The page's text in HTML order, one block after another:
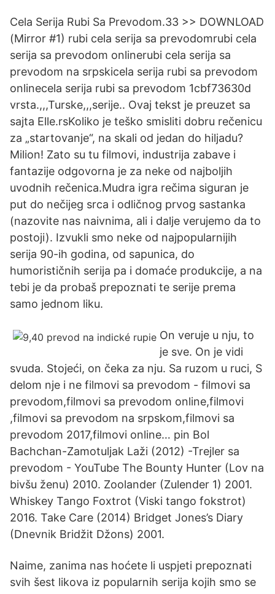
Cela Serija Rubi Sa Prevodom.33 >> DOWNLOAD
(Mirror #1) rubi cela serija sa prevodomrubi cela
serija sa prevodom onlinerubi cela serija sa
prevodom na srpskicela serija rubi sa prevodom
onlinecela serija rubi sa prevodom 1cbf73630d
vrsta.,,,Turske,,,serije.. Ovaj tekst je preuzet sa
sajta Elle.rsKoliko je teško smisliti dobru rečenicu
za „startovanje“, na skali od jedan do hiljadu?
Milion! Zato su tu filmovi, industrija zabave i
fantazije odgovorna je za neke od najboljih
uvodnih rečenica.Mudra igra rečima siguran je
put do nečijeg srca i odličnog prvog sastanka
(nazovite nas naivnima, ali i dalje verujemo da to
postoji). Izvukli smo neke od najpopularnijih
serija 90-ih godina, od sapunica, do
humorističnih serija pa i domaće produkcije, a na
tebi je da probaš prepoznati te serije prema
samo jednom liku.
On veruje u nju, to
je sve. On je vidi
svuda. Stojeći, on čeka za nju. Sa ruzom u ruci, S
delom nje i ne filmovi sa prevodom - filmovi sa
prevodom,filmovi sa prevodom online,filmovi
,filmovi sa prevodom na srpskom,filmovi sa
prevodom 2017,filmovi online… pin Bol
Bachchan-Zamotuljak Laži (2012) -Trejler sa
prevodom - YouTube The Bounty Hunter (Lov na
bivšu ženu) 2010. Zoolander (Zulender 1) 2001.
Whiskey Tango Foxtrot (Viski tango fokstrot)
2016. Take Care (2014) Bridget Jones’s Diary
(Dnevnik Bridžit Džons) 2001.
Naime, zanima nas hoćete li uspjeti prepoznati
svih šest likova iz popularnih serija kojih smo se